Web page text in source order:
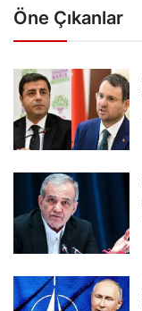
Öne Çıkanlar